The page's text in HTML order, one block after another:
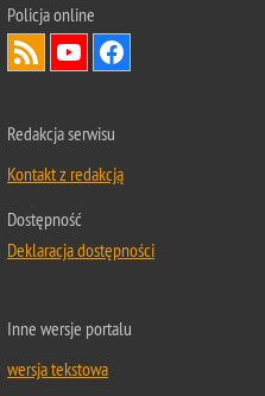
Policja online
Redakcja serwisu
Kontakt z redakcją
Dostępność
Deklaracja dostępności
Inne wersje portalu
wersja tekstowa